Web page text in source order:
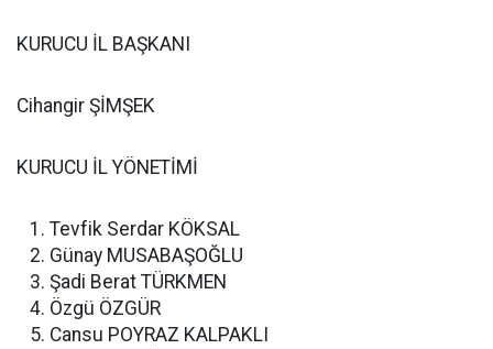
KURUCU İL BAŞKANI
Cihangir ŞİMŞEK
KURUCU İL YÖNETİMİ
Tevfik Serdar KÖKSAL
Günay MUSABAŞOĞLU
Şadi Berat TÜRKMEN
Özgü ÖZGÜR
Cansu POYRAZ KALPAKLI